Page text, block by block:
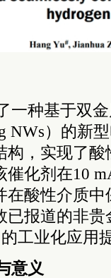
一种基于双
NWs）的新
构，实现了
催化剂在10
在酸性介质
已报道的非
的工业化应
意义